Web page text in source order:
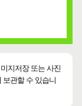
지저장 또는 사진
보관할 수 있습니